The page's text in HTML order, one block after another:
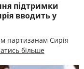
підтримки
вводить у
партизанам Сирія
більше